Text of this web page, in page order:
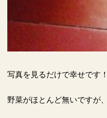
写真を見るだけで幸せです！
野菜がほとんど無いですが